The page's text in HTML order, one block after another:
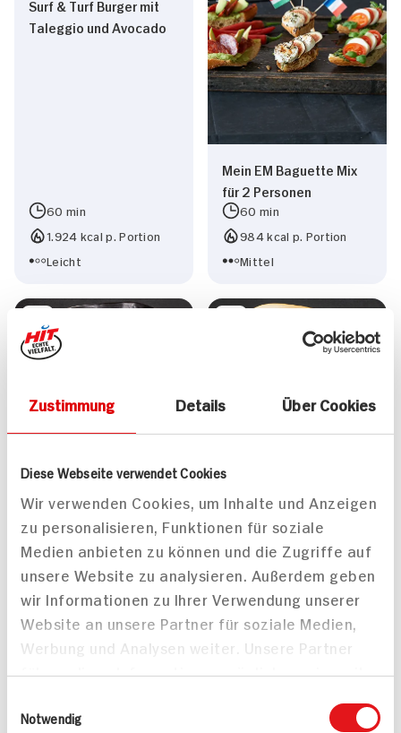
Zustimmung Details Über Cookies
Diese Webseite verwendet Cookies
Wir verwenden Cookies, um Inhalte und Anzeigen
zu personalisieren, Funktionen für soziale
Medien anbieten zu können und die Zugriffe auf
unsere Website zu analysieren. Außerdem geben
wir Informationen zu Ihrer Verwendung unserer
Website an unsere Partner für soziale Medien,
Werbung und Analysen weiter. Unsere Partner
führen diese Informationen möglicherweise mit
bereitgestellt haben oder die sie im Rahmen
Notwendig
Surf & Turf Burger mit
Taleggio und Avocado
60 min
1.924 kcal p. Portion
Leicht
Mein EM Baguette Mix
für 2 Personen
60 min
984 kcal p. Portion
Mittel
496 kcal p. Portion
Leicht
Vegan
und Curry-Mayonnaise
920 kcal p. Portion
Leicht
Vegetarisch
Tacos mit Steakstreifen